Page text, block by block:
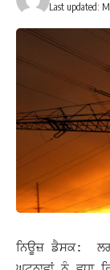
Last updated:
ਨਿਊਜ਼ ਡੈਸਕ: